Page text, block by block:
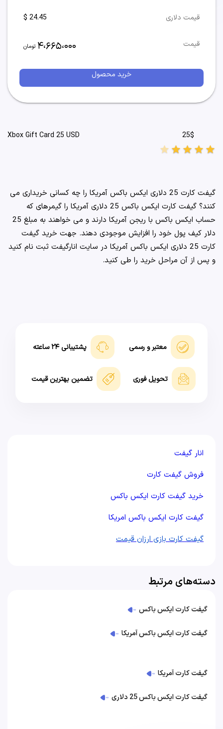
25$
Xbox Gift Card 25 USD
star
star
star
star
star
گیفت کارت 25 دلاری ایکس باکس آمریکا را چه کسانی خریداری می
کنند؟ گیفت کارت ایکس باکس 25 دلاری آمریکا را گیمرهای که
حساب ایکس باکس با ریجن آمریکا دارند و می خواهند به مبلغ 25
دلار کیف پول خود را افزایش موجودی دهند. جهت خرید گیفت
کارت 25 دلاری ایکس باکس آمریکا در سایت انارگیفت ثبت نام کنید
و پس از آن مراحل خرید را طی کنید.
معتبر و رسمی پشتیبانی ۲۴ ساعته
تحویل فوری تضمین بهترین قیمت
قیمت دلاری 24.45 $
قیمت 4،665،000 تومان
خرید محصول
انار گیفت
فروش گیفت کارت
خرید گیفت کارت ایکس باکس
گیفت کارت ایکس باکس امریکا
گیفت کارت بازی ارزان قیمت
دسته‌های مرتبط
گیفت کارت ایکس باکس
گیفت کارت ایکس باکس آمریکا
گیفت کارت آمریکا
گیفت کارت ایکس باکس 25 دلاری